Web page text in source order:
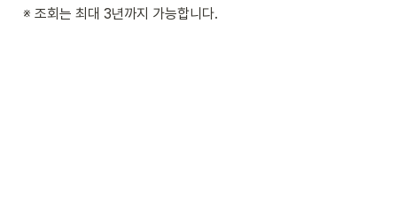
※ 조회는 최대 3년까지 가능합니다.